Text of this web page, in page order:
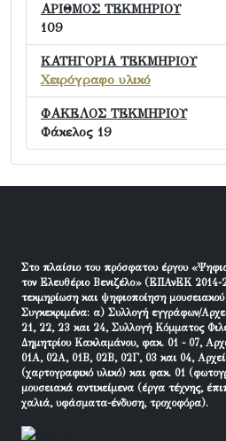
ΑΡΙΘΜΟΣ ΤΕΚΜΗΡΙΟΥ
109
ΚΑΤΗΓΟΡΙΑ ΤΕΚΜΗΡΙΟΥ
Χειρόγραφο υλικό
ΦΑΚΕΛΟΣ ΤΕΚΜΗΡΙΟΥ
Φάκελος 19
Στο πλαίσιο του πρόσφατου έργου
τον Ελευθέριο Βενιζέλο» (ΕΠΑνΕΚ 2014-
τεκμηρίωση και ψηφιοποίηση μουσειακού
Συγκεκριμένα: α) Συλλογή εγγράφων/
21, 22, 23 και 24, Συλλογή Κόμματος
Δημητρίου Κακλαμάνου, φακ. 01 - 07,
01Α, 02Α, 01Β, 02Β, 02Γ, 03 και 04,
(χαρτογραφικό υλικό) και φακ. 01
μουσειακά αντικείμενα (έργα τέχνης,
χαλιά, υφάσματα-ένδυση, τροχοφόρα).